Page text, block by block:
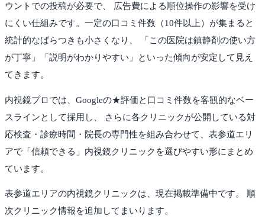
ウントでの投稿が必要で、 広告費による順位操作の影響を受け
にくい仕組みです。一定の口コミ件数（10件以上）が集まると
統計的なばらつきも小さくなり、 「この医院は鎮静剤の使い方
が丁寧」「説明がわかりやすい」といった傾向が安定して見え
てきます。
内視鏡プロでは、Googleの★評価と口コミ件数を客観的なベー
スラインとして採用し、 さらに各クリニックが公開している対
応検査・診療時間・院長の専門性を組み合わせて、 表参道エリ
アで「信頼できる」内視鏡クリニックを選びやすい形にまとめ
ています。
表参道エリアの内視鏡クリニックは、現在掲載準備中です。 順
次クリニック情報を追加してまいります。